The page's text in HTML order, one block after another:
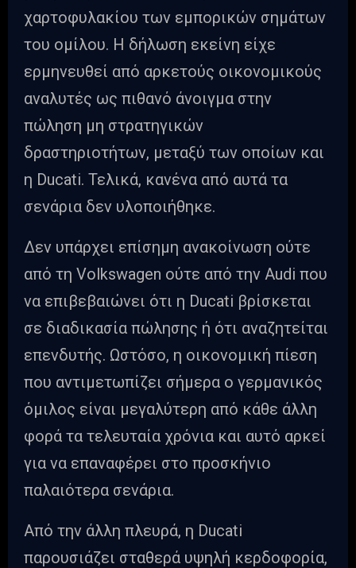
χαρτοφυλακίου των εμπορικών σημάτων
του ομίλου. Η δήλωση εκείνη είχε
ερμηνευθεί από αρκετούς οικονομικούς
αναλυτές ως πιθανό άνοιγμα στην
πώληση μη στρατηγικών
δραστηριοτήτων, μεταξύ των οποίων και
η Ducati. Τελικά, κανένα από αυτά τα
σενάρια δεν υλοποιήθηκε.
Δεν υπάρχει επίσημη ανακοίνωση ούτε
από τη Volkswagen ούτε από την Audi που
να επιβεβαιώνει ότι η Ducati βρίσκεται
σε διαδικασία πώλησης ή ότι αναζητείται
επενδυτής. Ωστόσο, η οικονομική πίεση
που αντιμετωπίζει σήμερα ο γερμανικός
όμιλος είναι μεγαλύτερη από κάθε άλλη
φορά τα τελευταία χρόνια και αυτό αρκεί
για να επαναφέρει στο προσκήνιο
παλαιότερα σενάρια.
Από την άλλη πλευρά, η Ducati
παρουσιάζει σταθερά υψηλή κερδοφορία,